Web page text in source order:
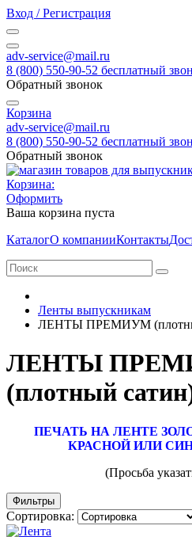
Вход / Регистрация
adv-service@mail.ru
8 (800) 550-90-52 бесплатный
Обратный звонок
Корзина
adv-service@mail.ru
8 (800) 550-90-52 бесплатный
Обратный звонок
Корзина:
Оформить
Ваша корзина пуста
КаталогО компанииКонтакты
Ленты выпускникам
ЛЕНТЫ ПРЕМИУМ
ЛЕНТЫ
(плотный
ПЕЧАТЬ НА ЛЕНТЕ
КРАСНОЙ ИЛИ
(Просьба указать в
Фильтры
Сортировка: